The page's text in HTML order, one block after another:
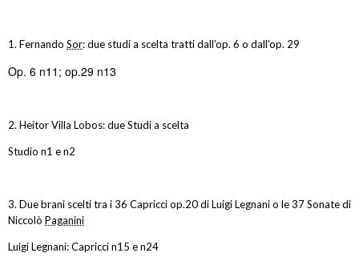
1. Fernando Sor: due studi a scelta tratti dall’op. 6 o dall’op. 29
Op. 6 n11; op.29 n13
2. Heitor Villa Lobos: due Studi a scelta
Studio n1 e n2
3. Due brani scelti tra i 36 Capricci op.20 di Luigi Legnani o le 37 Sonate di
Niccolò Paganini
Luigi Legnani: Capricci n15 e n24